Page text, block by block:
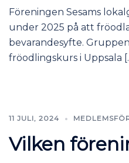
Föreningen Sesams
under 2025 på att
bevarandesyfte.
fröodlingskurs i Uppsala
11 JULI, 2024
Vilken